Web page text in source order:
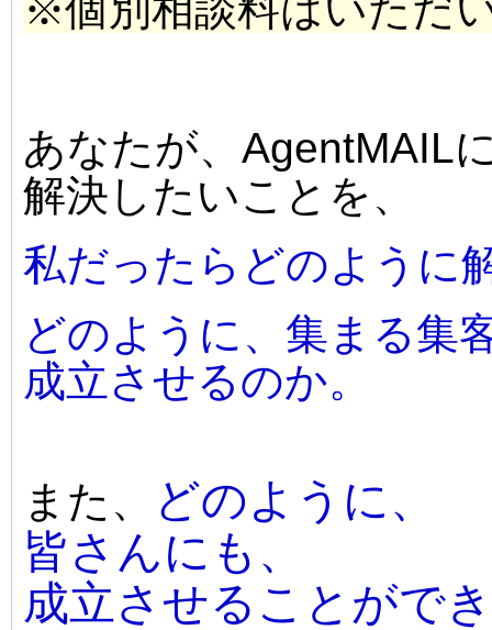
あなたが、AgentMAIL
解決したいことを、
私だったらどのように
どのように、集まる集
成立させるのか。
また、
どのように、
皆さんにも、
成立させることがで